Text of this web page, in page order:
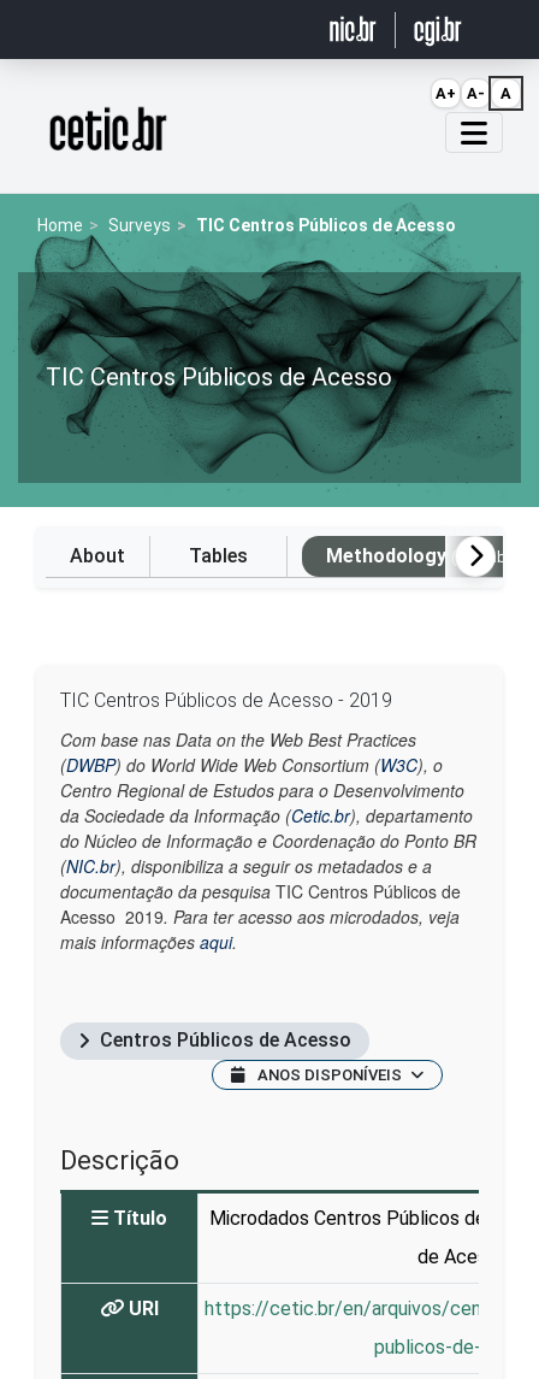
Página inicial
Home Surveys TIC Centros Públicos de Acesso
TIC Centros Públicos de Acesso
About Tables Methodology (Available
TIC Centros Públicos de Acesso - 2019
Com base nas Data on the Web Best Practices
(DWBP) do World Wide Web Consortium (W3C), o
Centro Regional de Estudos para o Desenvolvimento
da Sociedade da Informação (Cetic.br), departamento
do Núcleo de Informação e Coordenação do Ponto BR
(NIC.br), disponibiliza a seguir os metadados e a
documentação da pesquisa TIC Centros Públicos de
Acesso 2019. Para ter acesso aos microdados, veja
mais informações aqui.
Centros Públicos de Acesso
ANOS DISPONÍVEIS
Descrição
Título
Microdados Centros Públicos de
de Acesso
URI
https://cetic.br/en/arquivos/
publicos-de-
A+ A- A